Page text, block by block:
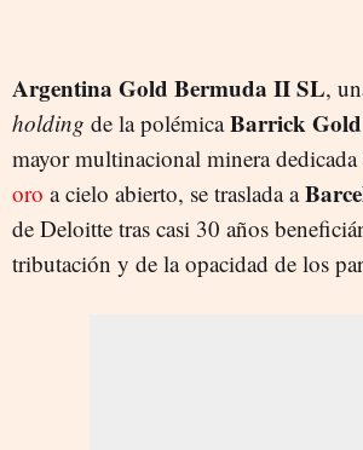
Argentina Gold Bermuda II SL,
holding de la polémicaBarrick
mayor multinacional minera dedicada
oro a cielo abierto, se traslada a
de Deloitte tras casi 30 años
tributación y de la opacidad de los